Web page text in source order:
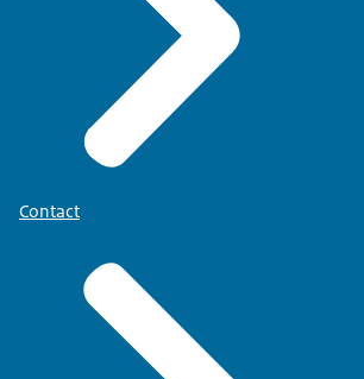
Contact